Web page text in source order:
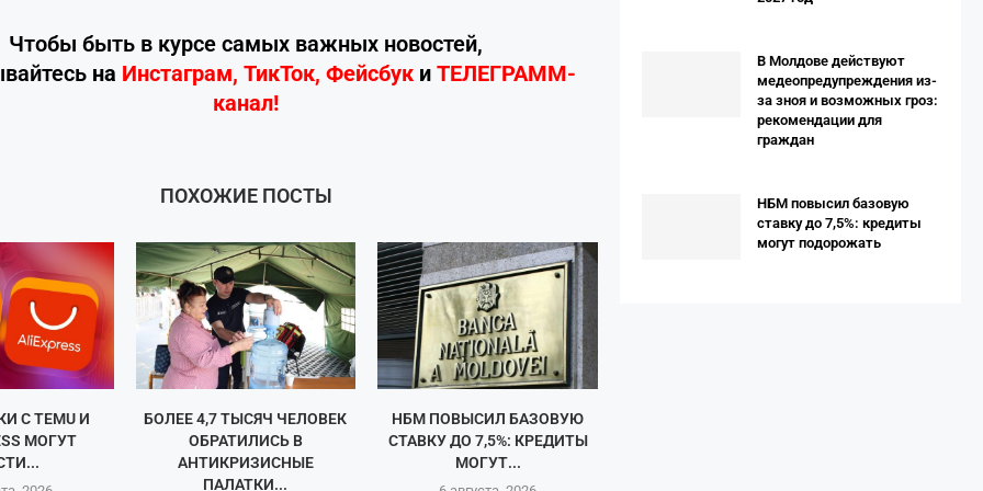
Чтобы быть в курсе самых важных новостей,
на Инстаграм, ТикТок, Фейсбуки ТЕЛЕГРАММ-
канал!
ПОХОЖИЕ ПОСТЫ
С TEMU И
МОГУТ
БОЛЕЕ 4,7 ТЫСЯЧ ЧЕЛОВЕК
ОБРАТИЛИСЬ В
АНТИКРИЗИСНЫЕ
ПАЛАТКИ...
НБМ ПОВЫСИЛ БАЗОВУЮ
СТАВКУ ДО 7,5%: КРЕДИТЫ
МОГУТ...
В Молдове действуют
медеопредупреждения из-
за зноя и возможных гроз:
рекомендации для
граждан
НБМ повысил базовую
ставку до 7,5%: кредиты
могут подорожать